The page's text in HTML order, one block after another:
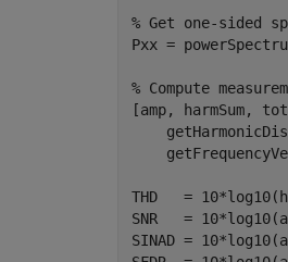
% Get one-sided
Pxx =
% Compute
[amp, harmSum,
THD   =
SNR   =
SINAD =